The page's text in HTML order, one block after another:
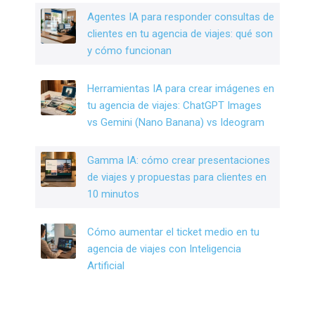
Agentes IA para responder consultas de
clientes en tu agencia de viajes: qué son
y cómo funcionan
Herramientas IA para crear imágenes en
tu agencia de viajes: ChatGPT Images
vs Gemini (Nano Banana) vs Ideogram
Gamma IA: cómo crear presentaciones
de viajes y propuestas para clientes en
10 minutos
Cómo aumentar el ticket medio en tu
agencia de viajes con Inteligencia
Artificial